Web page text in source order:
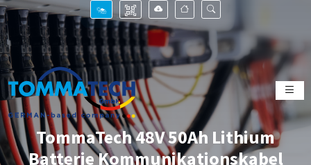
TommaTech 48V 50Ah Lithium
Batterie Kommunikationskabel